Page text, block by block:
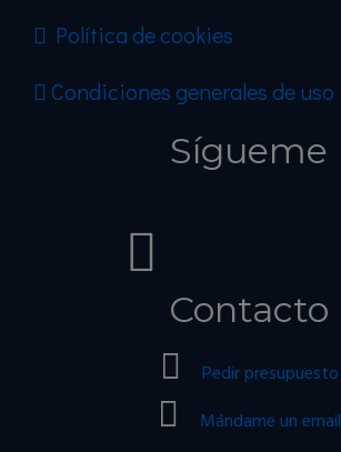
Política de cookies
Condiciones generales de uso
Sígueme
Contacto
Pedir presupuesto
Mándame un email